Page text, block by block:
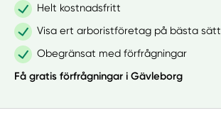
Helt kostnadsfritt
Visa ert arboristföretag på bästa sätt
Obegränsat med förfrågningar
Få gratis förfrågningar i Gävleborg